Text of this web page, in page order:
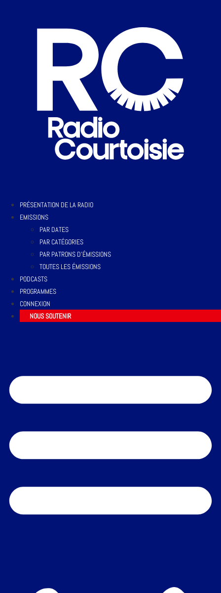
PRÉSENTATION DE LA RADIO
EMISSIONS
PAR DATES
PAR CATÉGORIES
PAR PATRONS D’ÉMISSIONS
TOUTES LES ÉMISSIONS
PODCASTS
PROGRAMMES
CONNEXION
NOUS SOUTENIR